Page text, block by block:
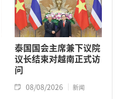
泰国国会主席兼下议院
议长结束对越南正式访
问
08/08/2026 新闻